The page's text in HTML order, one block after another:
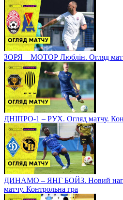
ЗОРЯ – МОТОР Люблін. Огляд
ДНІПРО-1 – РУХ. Огляд матчу.
ДИНАМО – ЯНГ БОЙЗ. Новий
матчу. Контрольна гра